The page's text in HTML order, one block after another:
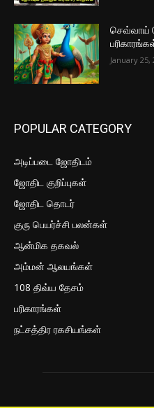
செவ்வாய்
January 25,
POPULAR CATEGORY
அடிப்படை ஜோதிடம்
ஜோதிட குறிப்புகள்
ஜோதிட தொடர்
குரு பெயர்ச்சி பலன்கள்
ஆன்மிக தகவல்
அம்மன் ஆலயங்கள்
108 திவ்ய தேசம்
பரிகாரங்கள்
நட்சத்திர ரகசியங்கள்